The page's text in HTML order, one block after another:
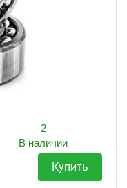
2
В наличии
Купить